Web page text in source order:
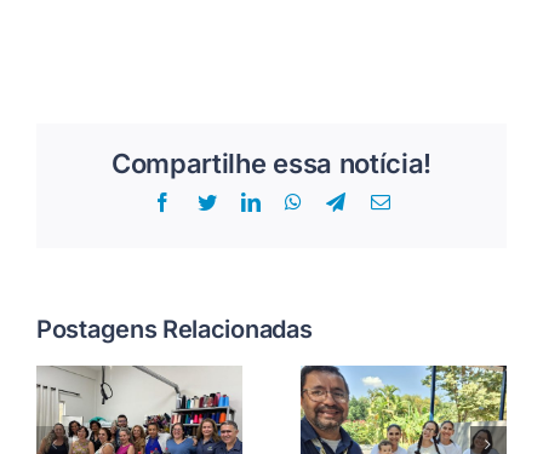
Compartilhe essa notícia!
Facebook
TwitterLinkedInWhatsApp
Telegram
E-
Postagens Relacionadas